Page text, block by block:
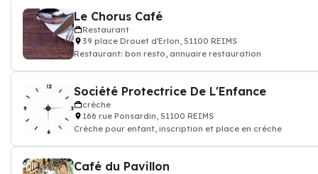
Le Chorus Café
Restaurant
39 place Drouet d'Erlon, 51100 REIMS
Restaurant: bon resto, annuaire restauration
Société Protectrice De L'Enfance
crèche
166 rue Ponsardin, 51100 REIMS
Crèche pour enfant, inscription et place en crèche
Café du Pavillon